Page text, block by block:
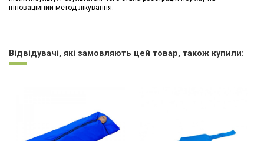
інноваційний метод лікування.
Відвідувачі, які замовляють цей товар, також купили: